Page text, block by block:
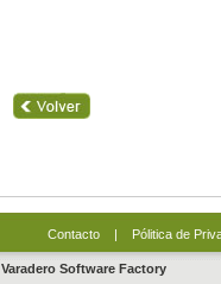
Contacto| Pólitica de
Varadero Software Factory